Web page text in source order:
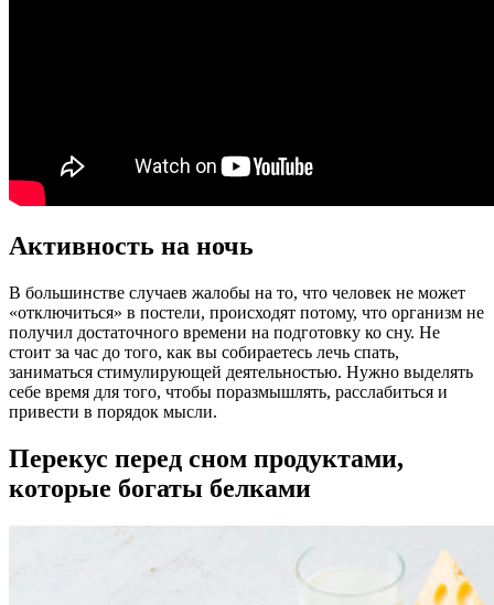
Активность на ночь
В большинстве случаев жалобы на то, что человек не может
«отключиться» в постели, происходят потому, что организм не
получил достаточного времени на подготовку ко сну. Не
стоит за час до того, как вы собираетесь лечь спать,
заниматься стимулирующей деятельностью. Нужно выделять
себе время для того, чтобы поразмышлять, расслабиться и
привести в порядок мысли.
Перекус перед сном продуктами,
которые богаты белками